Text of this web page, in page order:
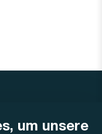
um unsere